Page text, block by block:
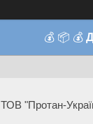
💰 📦 💰
ТОВ "Протан-